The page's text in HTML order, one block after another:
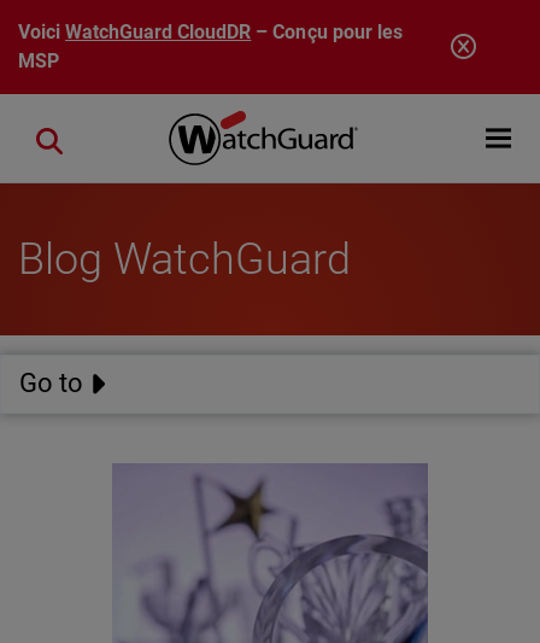
Aller au contenu principal
VoiciWatchGuard CloudDR – Conçu pour les
MSP
Open
Close search
Blog WatchGuard
Go to